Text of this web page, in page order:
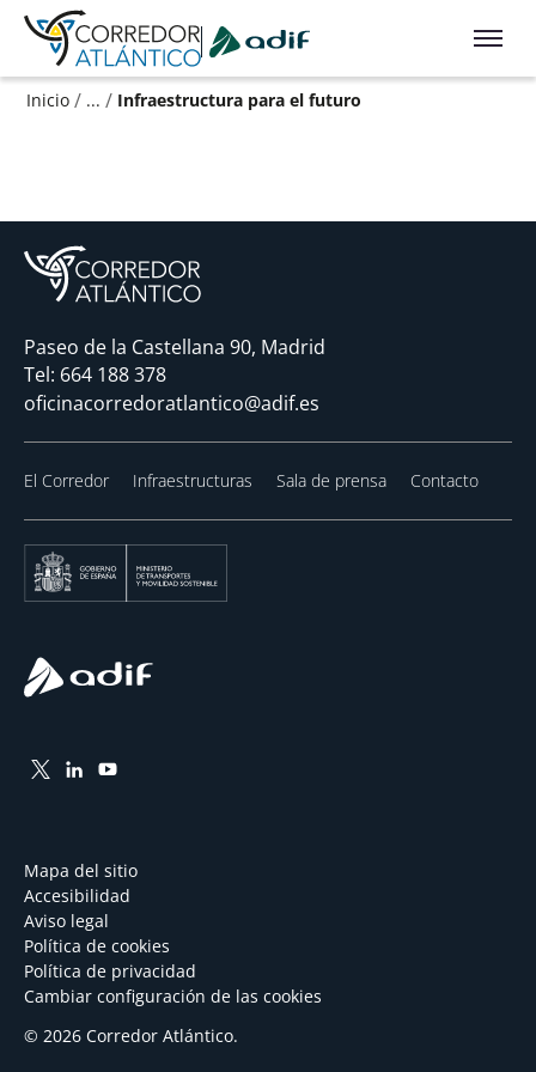
Ir a contenido principal
Inicio / ... / Infraestructura para el futuro
Paseo de la Castellana 90, Madrid
Tel: 664 188 378
oficinacorredoratlantico@adif.es
El Corredor Infraestructuras Sala de prensa Contacto
Mapa del sitio
Accesibilidad
Aviso legal
Política de cookies
Política de privacidad
Cambiar configuración de las cookies
© 2026 Corredor Atlántico.